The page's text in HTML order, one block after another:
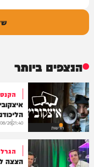
הנצפים ביותר
חדשות
21:40
26